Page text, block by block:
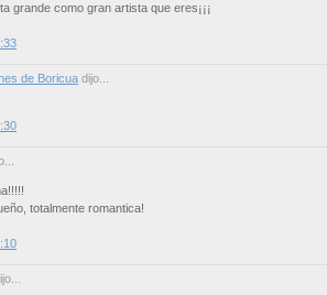
grande como gran artista que eres¡¡¡
de Boricua dijo...
totalmente romantica!